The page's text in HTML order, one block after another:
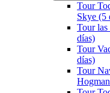
Tour
Skye (5
Tour
días)
Tour
días)
Tour